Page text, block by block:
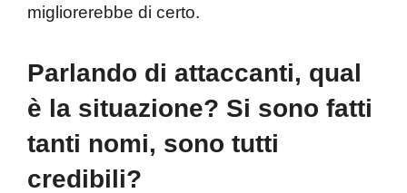
migliorerebbe di certo.
Parlando di attaccanti, qual
è la situazione? Si sono fatti
tanti nomi, sono tutti
credibili?